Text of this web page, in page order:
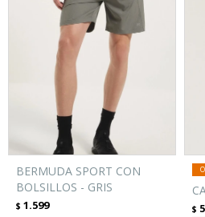
BERMUDA SPORT CON
BOLSILLOS - GRIS
$ 1.599 $